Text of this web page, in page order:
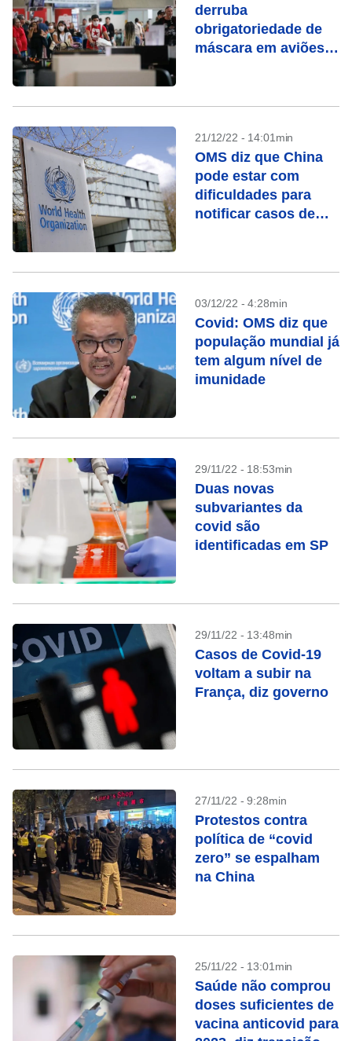
derruba
obrigatoriedade de
máscara em aviões e
21/12/22 - 14:01min
OMS diz que China
pode estar com
dificuldades para
notificar casos de
03/12/22 - 4:28min
Covid: OMS diz que
população mundial já
tem algum nível de
imunidade
29/11/22 - 18:53min
Duas novas
subvariantes da
covid são
identificadas em SP
29/11/22 - 13:48min
Casos de Covid-19
voltam a subir na
França, diz governo
27/11/22 - 9:28min
Protestos contra
política de “covid
zero” se espalham
na China
25/11/22 - 13:01min
Saúde não comprou
doses suficientes de
vacina anticovid para